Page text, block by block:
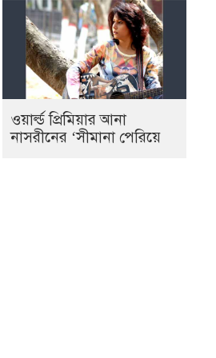
ওয়ার্ল্ড প্রিমিয়ার আনা
নাসরীনের ‘সীমানা পেরিয়ে